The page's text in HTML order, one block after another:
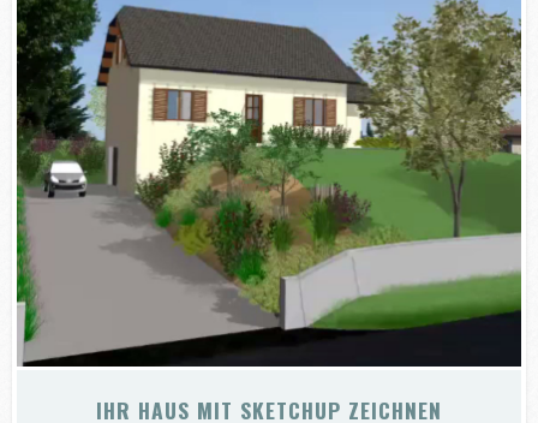
IHR HAUS MIT SKETCHUP ZEICHNEN